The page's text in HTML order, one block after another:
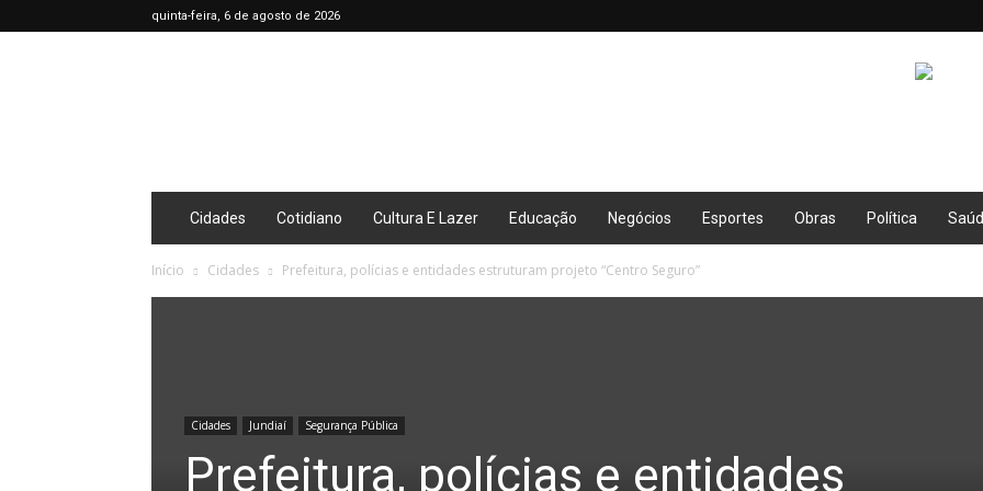
quinta-feira, 6 de agosto de 2026
Cidades Cotidiano Cultura E Lazer Educação Negócios Esportes Obras Política
Início Cidades Prefeitura, polícias e entidades estruturam projeto “Centro Seguro”
Cidades Jundiaí Segurança Pública
Prefeitura, polícias e entidades